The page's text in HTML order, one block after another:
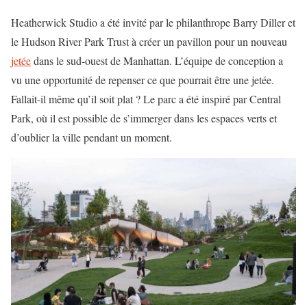
Heatherwick Studio a été invité par le philanthrope Barry Diller et
le Hudson River Park Trust à créer un pavillon pour un nouveau
jetéedans le sud-ouest de Manhattan. L’équipe de conception a
vu une opportunité de repenser ce que pourrait être une jetée.
Fallait-il même qu’il soit plat ? Le parc a été inspiré par Central
Park, où il est possible de s’immerger dans les espaces verts et
d’oublier la ville pendant un moment.